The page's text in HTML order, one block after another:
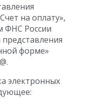
на оплату»,
ФНС России
форме»
электронных